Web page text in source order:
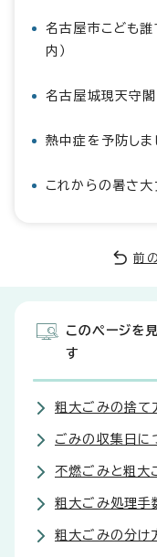
名古屋市こども
内）
名古屋城現天守
熱中症を予防しま
これからの暑さ大
前
このページを
す
粗大ごみの捨て
ごみの収集日に
不燃ごみと粗大
粗大ごみ処理手
粗大ごみの分け